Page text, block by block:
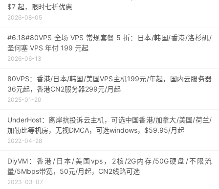
$7 起，限时七折优惠
2026-08-05
#6.18#80VPS 全场 VPS 常规套餐 5 折：日本/韩国/香港/洛杉矶/
圣何塞 VPS 年付 199 元起
2026-06-13
80VPS：香港/日本/韩国/美国VPS主机199元/年起，国内云服务器
36元起，香港CN2服务器299元/月起
2025-01-20
UnderHost：离岸抗投诉云主机，可选中国香港/加拿大/美国/荷兰/
加勒比等机房，无视DMCA，可选windows，$59.95/月起
2022-04-28
DiyVM：香港/日本/美国vps，2核/2G内存/50G硬盘/不限流
量/5Mbps带宽，50元/月起，CN2线路可选
2023-03-07